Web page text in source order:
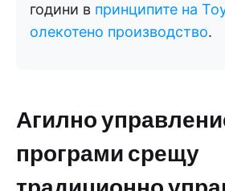
години в принципите на
олекотено производство.
Агилно
програми срещу